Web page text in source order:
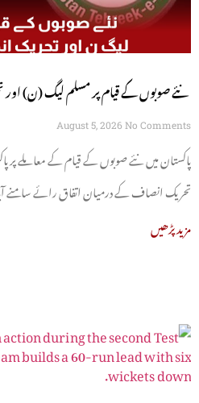
نئے صوبوں کے قیام پر مسلم لیگ (ن)
August 5, 2026 No Comments
پاکستان میں نئے صوبوں کے قیام کے معاملے پر
تحریک انصاف کے درمیان اتفاق رائے سامنے
مزید پڑھیں